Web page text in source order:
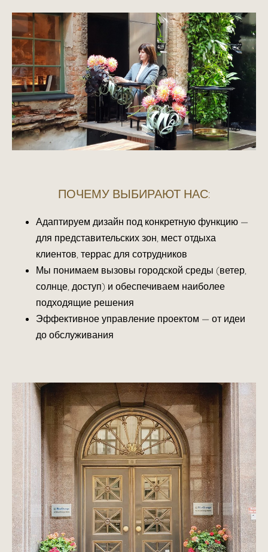
ПОЧЕМУ ВЫБИРАЮТ НАС:
Адаптируем дизайн под конкретную функцию —
для представительских зон, мест отдыха
клиентов, террас для сотрудников
Мы понимаем вызовы городской среды (ветер,
солнце, доступ) и обеспечиваем наиболее
подходящие решения
Эффективное управление проектом — от идеи
до обслуживания